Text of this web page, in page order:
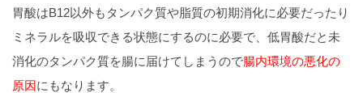
胃酸はB12以外もタンパク質や脂質の初期消化に必要だったり
ミネラルを吸収できる状態にするのに必要で、低胃酸だと未
消化のタンパク質を腸に届けてしまうので腸内環境の悪化の
原因にもなります。